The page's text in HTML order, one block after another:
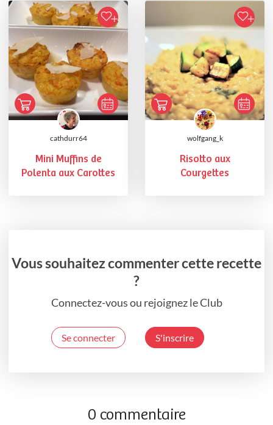
cathdurr64
Mini Muffins de
Polenta aux Carottes
wolfgang_k
Risotto aux
Courgettes
Vous souhaitez commenter cette recette
?
Connectez-vous ou rejoignez le Club
Se connecter S'inscrire
0 commentaire